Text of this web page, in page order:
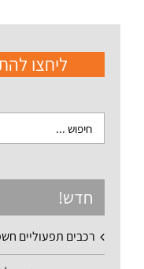
ליחצו
חדש!
רכבים תפעוליים